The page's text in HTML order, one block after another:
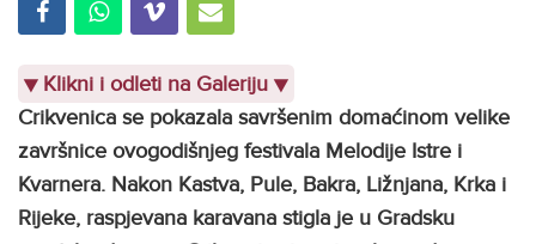
▼Klikni i odleti na Galeriju▼
Crikvenica se pokazala savršenim domaćinom velike
završnice ovogodišnjeg festivala Melodije Istre i
Kvarnera. Nakon Kastva, Pule, Bakra, Ližnjana, Krka i
Rijeke, raspjevana karavana stigla je u Gradsku